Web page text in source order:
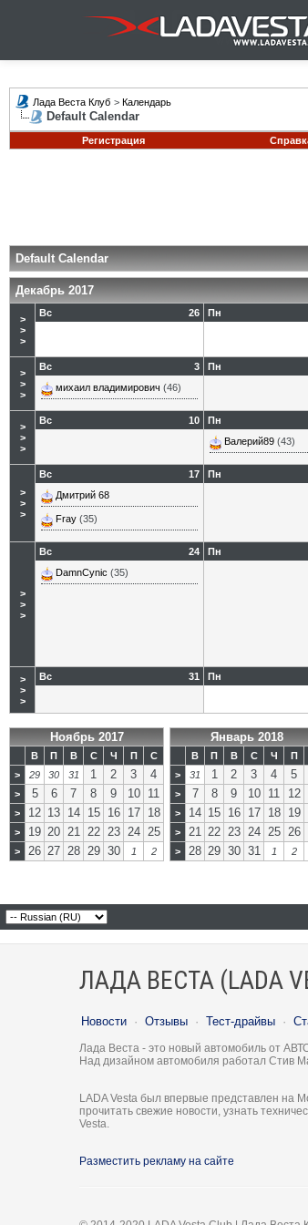
Лада Веста Клуб > Календарь
Default Calendar
Регистрация
Default Calendar
Декабрь 2017
>
>
>
26
Вс Пн
>
>
>
3
Вс
михаил владимирович (46)
Пн
>
>
>
10
Вс
Пн
Валерий89 (43)
>
>
>
17
Вс
Дмитрий 68
Fray (35)
Пн
>
>
>
24
Вс
DamnCynic (35)
Пн
>
>
>
31
Вс Пн
Ноябрь 2017
В П В С Ч П
С
>
29 30 31 1 2 3 4
> 5 6 7 8 9 10 11
> 12 13 14 15 16 17 18
> 19 20 21 22 23 24 25
> 26 27 28 29 30 1 2
Январь 2018
В П В С Ч П
>
31 1 2 3 4 5
> 7 8 9 10 11 12
> 14 15 16 17 18 19
> 21 22 23 24 25 26
> 28 29 30 31 1 2
ЛАДА ВЕСТА (LADA
Новости · Отзывы · Тест-драйвы ·
Лада Веста - это новый автомобиль от
Над дизайном автомобиля работал Стив
LADA Vesta был впервые представлен на
прочитать свежие новости, узнать
Vesta.
Разместить рекламу на сайте